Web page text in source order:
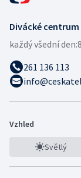
Divácké centrum
každý všední den:
261 136 113
Vzhled
Světlý